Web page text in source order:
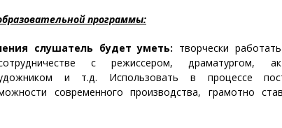
программы:
слушатель будет уметь: творчески
с режиссером, драматургом,
и т.д. Использовать в процессе
современного производства, грамотно